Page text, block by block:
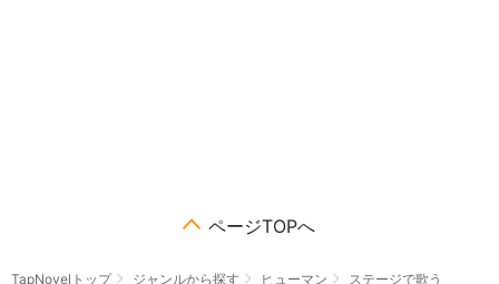
ページTOPへ
TapNovelトップ ジャンルから探す ヒューマン ステージで歌う